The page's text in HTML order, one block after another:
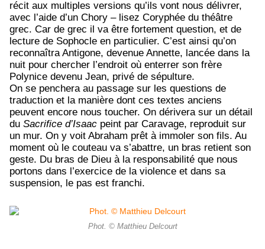
récit aux multiples versions qu’ils vont nous délivrer,
avec l’aide d’un Chory – lisez Coryphée du théâtre
grec. Car de grec il va être fortement question, et de
lecture de Sophocle en particulier. C’est ainsi qu’on
reconnaîtra Antigone, devenue Annette, lancée dans la
nuit pour chercher l’endroit où enterrer son frère
Polynice devenu Jean, privé de sépulture.
On se penchera au passage sur les questions de
traduction et la manière dont ces textes anciens
peuvent encore nous toucher. On dérivera sur un détail
du Sacrifice d’Isaac peint par Caravage, reproduit sur
un mur. On y voit Abraham prêt à immoler son fils. Au
moment où le couteau va s’abattre, un bras retient son
geste. Du bras de Dieu à la responsabilité que nous
portons dans l’exercice de la violence et dans sa
suspension, le pas est franchi.
Phot. © Matthieu Delcourt